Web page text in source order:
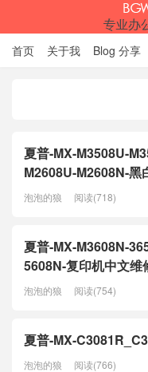
首页 关于我 Blog 分享
夏普-MX-M3508U-
M2608U-M2608N-黑
泡泡的狼 阅读(718)
夏普-MX-M3608N-
5608N-复印机中文维
泡泡的狼 阅读(754)
夏普-MX-
泡泡的狼 阅读(766)